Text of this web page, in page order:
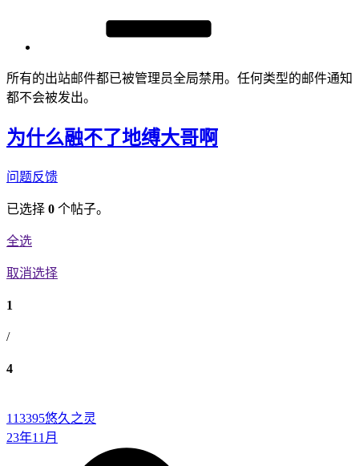
所有的出站邮件都已被管理员全局禁用。任何类型的邮件通知
都不会被发出。
为什么融不了地缚大哥啊
问题反馈
已选择 0 个帖子。
全选
取消选择
1
/
4
113395悠久之灵
23年11月